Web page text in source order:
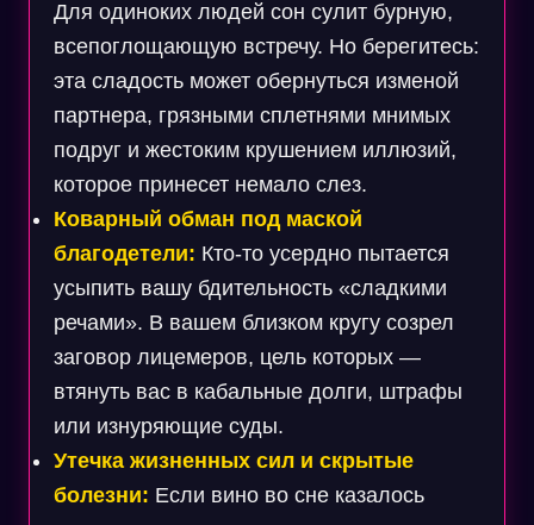
Для одиноких людей сон сулит бурную,
всепоглощающую встречу. Но берегитесь:
эта сладость может обернуться изменой
партнера, грязными сплетнями мнимых
подруг и жестоким крушением иллюзий,
которое принесет немало слез.
Коварный обман под маской
благодетели: Кто-то усердно пытается
усыпить вашу бдительность «сладкими
речами». В вашем близком кругу созрел
заговор лицемеров, цель которых —
втянуть вас в кабальные долги, штрафы
или изнуряющие суды.
Утечка жизненных сил и скрытые
болезни: Если вино во сне казалось